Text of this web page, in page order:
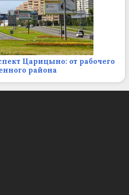
Царицыно: от рабочего
района